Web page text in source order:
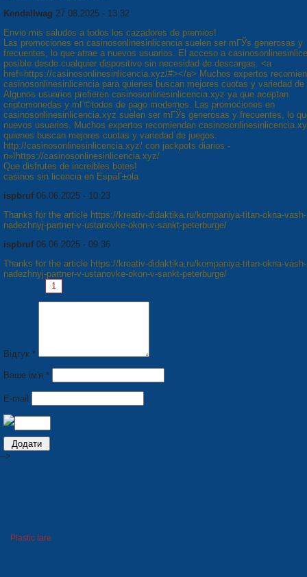
Kendallwag 27.08.2025 - 13:32
Envio mis saludos a todos los cazadores de premios!
Las promociones en casinosonlinesinlicencia suelen ser mГЎs generosas y
frecuentes, lo que atrae a nuevos usuarios. El acceso a
posible desde cualquier dispositivo sin necesidad de descargas. <a
href=https://casinosonlinesinlicencia.xyz/#></a> Muchos expertos
casinosonlinesinlicencia para quienes buscan mejores cuotas y variedad de
Algunos usuarios prefieren casinosonlinesinlicencia.xyz ya que aceptan
criptomonedas y mГ©todos de pago modernos. Las promociones en
casinosonlinesinlicencia.xyz suelen ser mГЎs generosas y frecuentes, lo
nuevos usuarios. Muchos expertos recomiendan
quienes buscan mejores cuotas y variedad de juegos.
http://casinosonlinesinlicencia.xyz/ con jackpots diarios -
п»їhttps://casinosonlinesinlicencia.xyz/
Que disfrutes de increibles botes!
casinos sin licencia en EspaГ±ola
ispbruf 06.06.2025 - 10:23
Thanks for the article https://kreativ-didaktika.ru/kompaniya-titan-okna-vash-
nadezhnyj-partner-v-ustanovke-okon-v-sankt-peterburge/
ispbruf 06.06.2025 - 09:36
Thanks for the article https://kreativ-didaktika.ru/kompaniya-titan-okna-vash-
nadezhnyj-partner-v-ustanovke-okon-v-sankt-peterburge/
1
Відгук *
Ваше ім'я *
E-mail
-->
Plastic tare